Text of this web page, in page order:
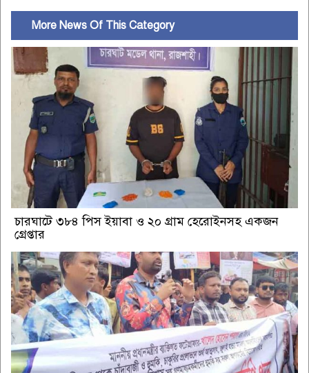
More News Of This Category
চারঘাটে ৩৮৪ পিস ইয়াবা ও ২০ গ্রাম হেরোইনসহ একজন
গ্রেপ্তার